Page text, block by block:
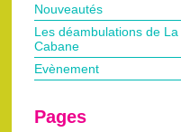
Nouveautés
Les déambulations de La
Cabane
Evènement
Pages